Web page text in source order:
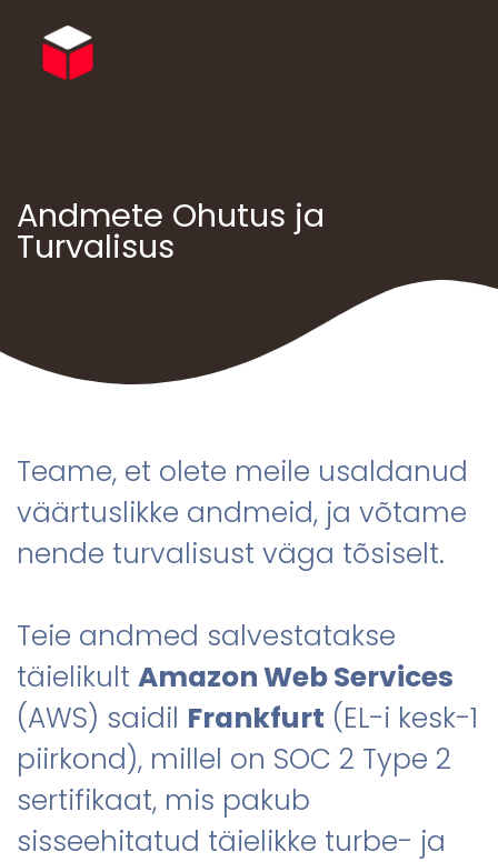
Andmete Ohutus ja
Turvalisus
Teame, et olete meile usaldanud
väärtuslikke andmeid, ja võtame
nende turvalisust väga tõsiselt.
Teie andmed salvestatakse
täielikult Amazon Web Services
(AWS) saidil Frankfurt (EL-i kesk-1
piirkond), millel on SOC 2 Type 2
sertifikaat, mis pakub
sisseehitatud täielikke turbe- ja